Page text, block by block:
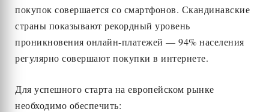
покупок совершается со смартфонов. Скандинавские
страны показывают рекордный уровень
проникновения онлайн-платежей — 94% населения
регулярно совершают покупки в интернете.
Для успешного старта на европейском рынке
необходимо обеспечить: